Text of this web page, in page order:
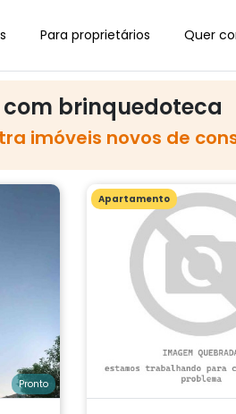
Para proprietários Quer
brinquedoteca
imóveis novos de
Pronto
Apartamento